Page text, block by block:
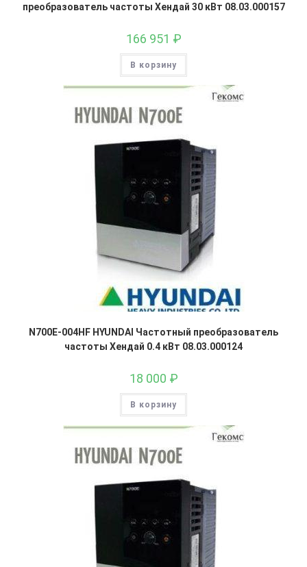
преобразователь частоты Хендай 30 кВт 08.03.000157
166 951 ₽
В корзину
N700E-004HF HYUNDAI Частотный преобразователь
частоты Хендай 0.4 кВт 08.03.000124
18 000 ₽
В корзину